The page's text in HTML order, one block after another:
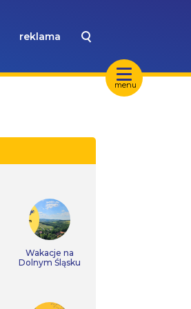
menu
reklama
Wakacje na
Dolnym Śląsku